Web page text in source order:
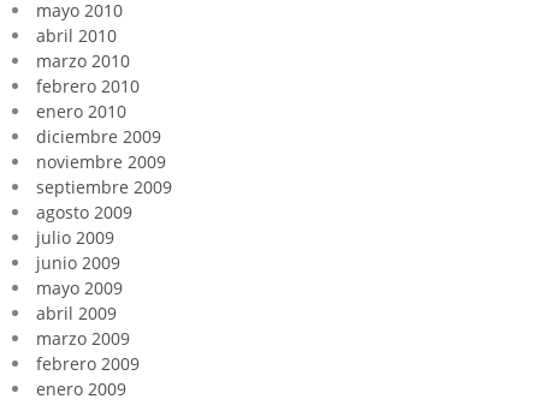
mayo 2010
abril 2010
marzo 2010
febrero 2010
enero 2010
diciembre 2009
noviembre 2009
septiembre 2009
agosto 2009
julio 2009
junio 2009
mayo 2009
abril 2009
marzo 2009
febrero 2009
enero 2009